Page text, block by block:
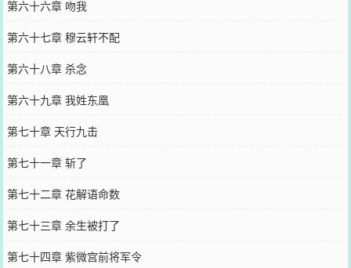
第六十六章 吻我
第六十七章 穆云轩不配
第六十八章 杀念
第六十九章 我姓东凰
第七十章 天行九击
第七十一章 斩了
第七十二章 花解语命数
第七十三章 余生被打了
第七十四章 紫微宫前将军令